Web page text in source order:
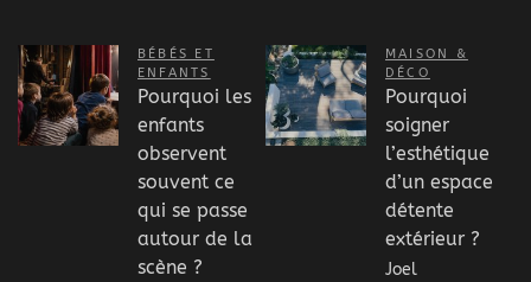
BÉBÉS ET
ENFANTS
Pourquoi les
enfants
observent
souvent ce
qui se passe
autour de la
scène ?
MAISON &
DÉCO
Pourquoi
soigner
l’esthétique
d’un espace
détente
extérieur ?
Joel